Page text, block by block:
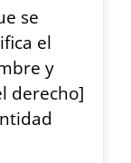
se
el
y
derecho]